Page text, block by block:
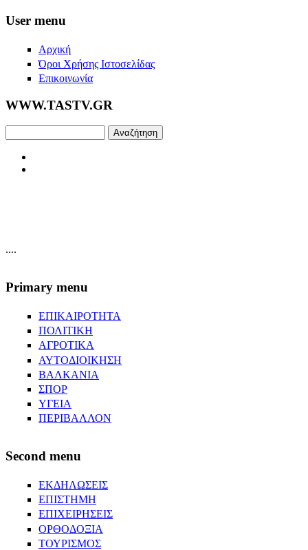
Skip to main content
User menu
Αρχική
Όροι Χρήσης Ιστοσελίδας
Επικοινωνία
WWW.TASTV.GR
....
Primary menu
ΕΠΙΚΑΙΡΟΤΗΤΑ
ΠΟΛΙΤΙΚΗ
ΑΓΡΟΤΙΚΑ
ΑΥΤΟΔΙΟΙΚΗΣΗ
ΒΑΛΚΑΝΙΑ
ΣΠΟΡ
ΥΓΕΙΑ
ΠΕΡΙΒΑΛΛΟΝ
Second menu
ΕΚΔΗΛΩΣΕΙΣ
ΕΠΙΣΤΗΜΗ
ΕΠΙΧΕΙΡΗΣΕΙΣ
ΟΡΘΟΔΟΞΙΑ
ΤΟΥΡΙΣΜΟΣ